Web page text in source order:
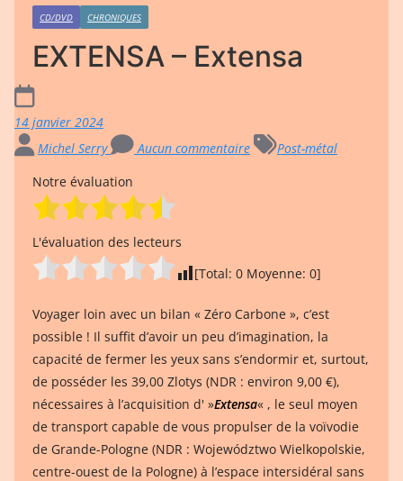
CD/DVD CHRONIQUES
EXTENSA – Extensa
14 janvier 2024
Michel Serry
Aucun commentaire
Post-métal
Notre évaluation
L'évaluation des lecteurs
[Total: 0 Moyenne: 0]
Voyager loin avec un bilan « Zéro Carbone », c’est
possible ! Il suffit d’avoir un peu d’imagination, la
capacité de fermer les yeux sans s’endormir et, surtout,
de posséder les 39,00 Zlotys (NDR : environ 9,00 €),
nécessaires à l’acquisition d' »Extensa« , le seul moyen
de transport capable de vous propulser de la voïvodie
de Grande-Pologne (NDR : Województwo Wielkopolskie,
centre-ouest de la Pologne) à l’espace intersidéral sans